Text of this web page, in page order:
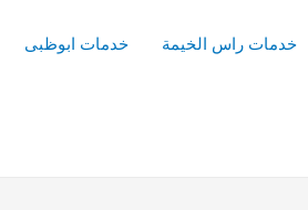
خدمات راس الخيمة خدمات ابوظبى